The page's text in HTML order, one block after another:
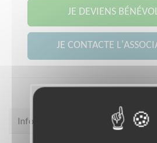
JE DEVIENS
JE CONTACTE
Infos pratiques